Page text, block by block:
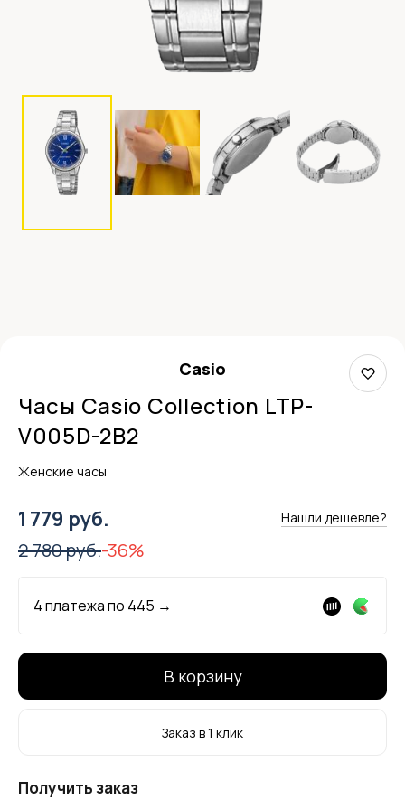
Casio
Часы Casio Collection LTP-
V005D-2B2
Женские часы
1 779 руб. Нашли дешевле?
2 780 руб.-36%
4 платежа по 445 →
В корзину
Заказ в 1 клик
Получить заказ